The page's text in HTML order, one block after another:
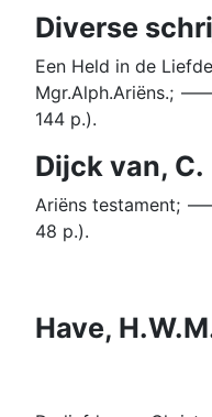
Diverse
Een Held in de
Mgr.Alph.Ariëns.;
144 p.).
Dijck van, C.
Ariëns testament;
48 p.).
Have,